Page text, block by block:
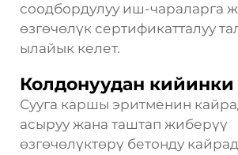
соодбордулуу иш-чараларга
өзгөчөлүк сертификатталуу
ылайык келет.
Колдонуудан
Сууга каршы эритменин
асыруу жана таштап жиберүү
өзгөчөлүктөрү бетонду